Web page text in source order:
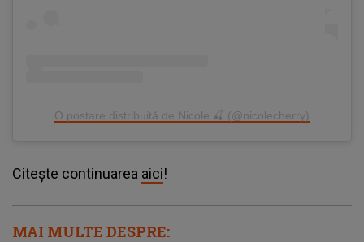
O postare distribuită de Nicole 🍒 (@nicolecherry)
Citește continuarea aici!
MAI MULTE DESPRE: